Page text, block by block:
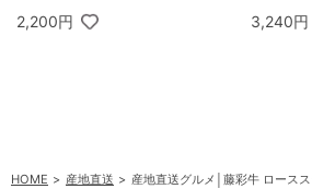
2,200円 3,240円
HOME 産地直送
産地直送グルメ│藤彩牛 ロース